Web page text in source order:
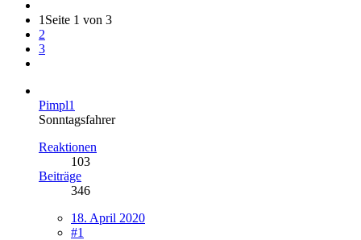
1 Seite 1 von 3
2
3
Pimpl1
Sonntagsfahrer
Reaktionen
103
Beiträge
346
18. April 2020
#1